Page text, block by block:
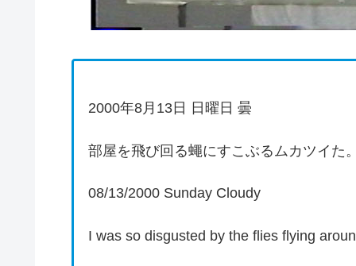
2000年8月13日 日曜日 曇
部屋を飛び回る蠅にすこぶるムカツイた
08/13/2000 Sunday Cloudy
I was so disgusted by the flies flying